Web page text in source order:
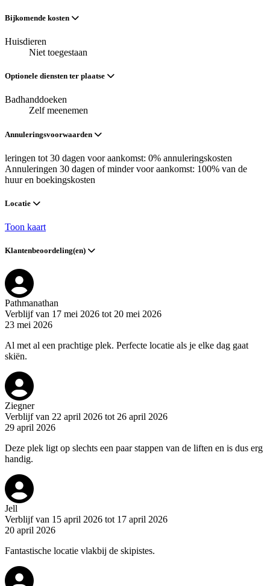
Bijkomende kosten
Huisdieren
Niet toegestaan
Optionele diensten ter plaatse
Badhanddoeken
Zelf meenemen
Annuleringsvoorwaarden
leringen tot 30 dagen voor aankomst: 0% annuleringskosten
Annuleringen 30 dagen of minder voor aankomst: 100% van de
huur en boekingskosten
Locatie
Toon kaart
Klantenbeoordeling(en)
Pathmanathan
Verblijf van 17 mei 2026 tot 20 mei 2026
23 mei 2026
Al met al een prachtige plek. Perfecte locatie als je elke dag gaat
skiën.
Ziegner
Verblijf van 22 april 2026 tot 26 april 2026
29 april 2026
Deze plek ligt op slechts een paar stappen van de liften en is dus erg
handig.
Jell
Verblijf van 15 april 2026 tot 17 april 2026
20 april 2026
Fantastische locatie vlakbij de skipistes.